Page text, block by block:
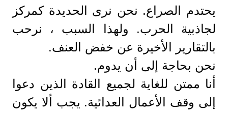
يحتدم الصراع. نحن نرى الحديدة كمركز
لجاذبية الحرب. ولهذا السبب ، نرحب
بالتقارير الأخيرة عن خفض العنف.
نحن بحاجة إلى أن يدوم.
أنا ممتن للغاية لجميع القادة الذين دعوا
إلى وقف الأعمال العدائية. يجب ألا يكون